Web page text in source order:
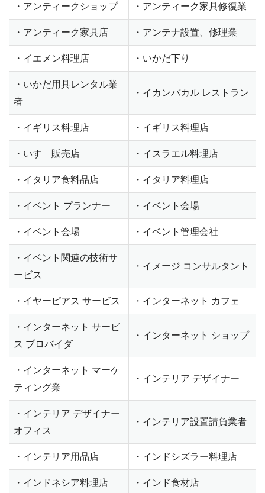
・アンティークショップ ・アンティーク家具修復業
・アンティーク家具店 ・アンテナ設置、修理業
・イエメン料理店 ・いかだ下り
・いかだ用具レンタル業
者
・イカンバカル レストラン
・イギリス料理店 ・イギリス料理店
・いすゞ販売店 ・イスラエル料理店
・イタリア食料品店 ・イタリア料理店
・イベント プランナー ・イベント会場
・イベント会場 ・イベント管理会社
・イベント関連の技術サ
ービス
・イメージ コンサルタント
・イヤーピアス サービス ・インターネット カフェ
・インターネット サービ
ス プロバイダ
・インターネット ショップ
・インターネット マーケ
ティング業
・インテリア デザイナー
・インテリア デザイナー
オフィス
・インテリア設置請負業者
・インテリア用品店 ・インドシズラー料理店
・インドネシア料理店 ・インド食材店